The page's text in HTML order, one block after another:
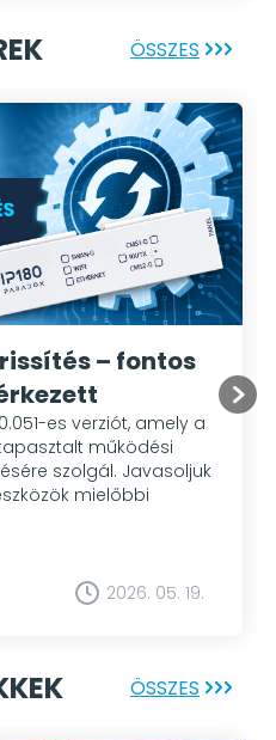
ÖSSZES
– fontos
es verziót, amely a
működési
szolgál. Javasoljuk
mielőbbi
2026. 05. 19.
ÖSSZES